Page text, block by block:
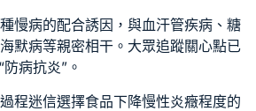
慢病的配合誘因，與血汗管疾病、糖
默病等親密相干。大眾追蹤關心點已
病抗炎”。
程迷信選擇食品下降慢性炎癥程度的